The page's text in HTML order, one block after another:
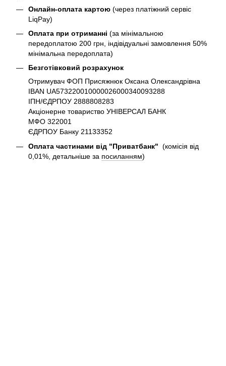
Онлайн-оплата картою (через платіжний сервіс
LiqPay)
Оплата при отриманні (за мінімальною
передоплатою 200 грн, індівідуальні замовлення 50%
мінімальна передоплата)
Безготівковий розрахунок
Отримувач ФОП Присяжнюк Оксана Олександрівна
IBAN UA573220010000026000340093288
ІПН/ЄДРПОУ 2888808283
Акціонерне товариство УНІВЕРСАЛ БАНК
МФО 322001
ЄДРПОУ Банку 21133352
Оплата частинами від "Приватбанк" (комісія від
0,01%, детальніше за посиланням)